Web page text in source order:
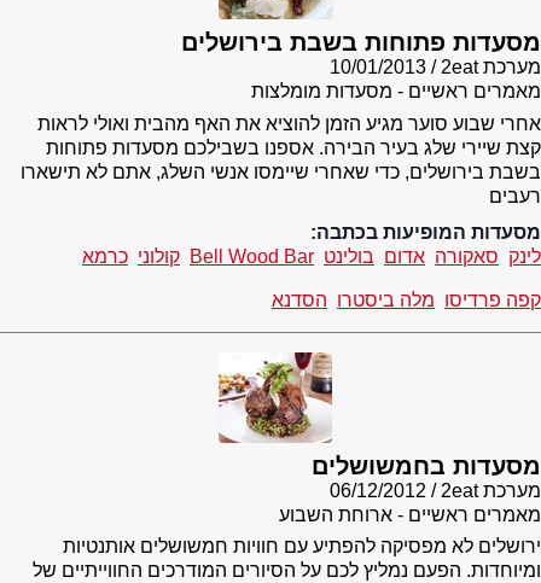
מסעדות פתוחות בשבת בירושלים
מערכת 2eat
10/01/2013
מאמרים ראשיים - מסעדות מומלצות
אחרי שבוע סוער מגיע הזמן להוציא את האף מהבית ואולי לראות
קצת שיירי שלג בעיר הבירה. אספנו בשבילכם מסעדות פתוחות
בשבת בירושלים, כדי שאחרי שיימסו אנשי השלג, אתם לא תישארו
רעבים
מסעדות המופיעות בכתבה:
לינק סאקורה אדום בולינט Bell Wood Bar קולוני כרמא
קפה פרדיסו מלה ביסטרו הסדנא
מסעדות בחמשושלים
מערכת 2eat
06/12/2012
מאמרים ראשיים - ארוחת השבוע
ירושלים לא מפסיקה להפתיע עם חוויות חמשושלים אותנטיות
ומיוחדות. הפעם נמליץ לכם על הסיורים המודרכים החווייתיים של